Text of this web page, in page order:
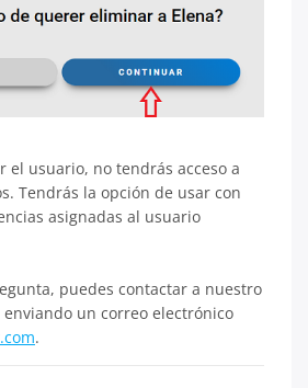
el usuario, no tendrás acceso a
Tendrás la opción de usar con
asignadas al usuario
puedes contactar a nuestro
un correo electrónico
.